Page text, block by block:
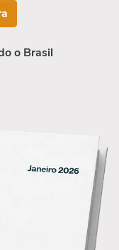
o Brasil